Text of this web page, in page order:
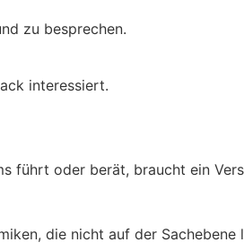
zu besprechen.
interessiert.
führt oder berät, braucht ein
die nicht auf der